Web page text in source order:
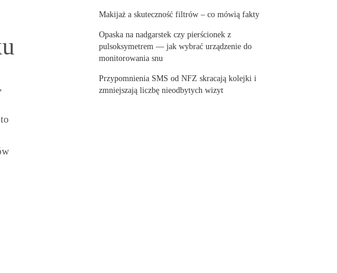
Makijaż a skuteczność filtrów – co mówią fakty
Opaska na nadgarstek czy pierścionek z
pulsoksymetrem — jak wybrać urządzenie do
monitorowania snu
Przypomnienia SMS od NFZ skracają kolejki i
zmniejszają liczbę nieodbytych wizyt